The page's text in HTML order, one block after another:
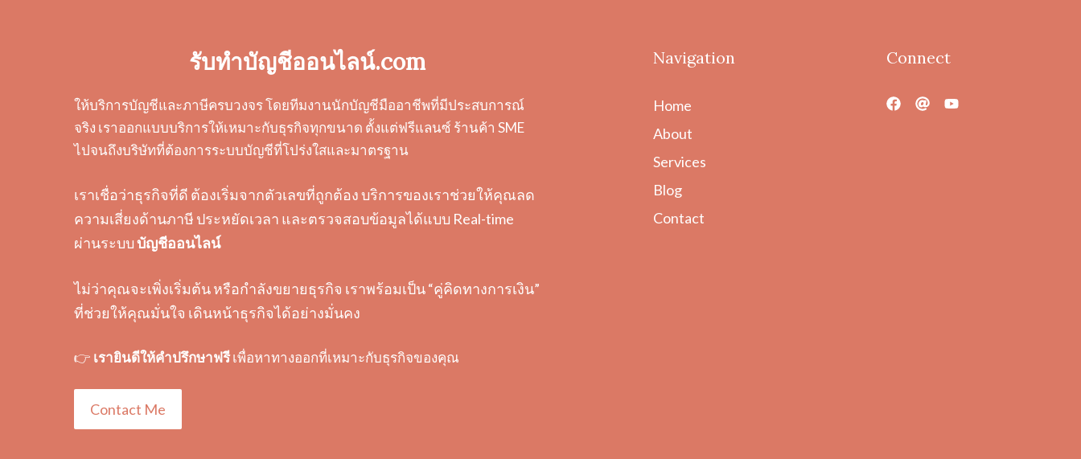
รับทำบัญชีออนไลน์.com
ให้บริการบัญชีและภาษีครบวงจร โดยทีมงานนักบัญชีมืออาชีพที่มีประสบการณ์
จริง เราออกแบบบริการให้เหมาะกับธุรกิจทุกขนาด ตั้งแต่ฟรีแลนซ์ ร้านค้า SME
ไปจนถึงบริษัทที่ต้องการระบบบัญชีที่โปร่งใสและมาตรฐาน
เราเชื่อว่าธุรกิจที่ดี ต้องเริ่มจากตัวเลขที่ถูกต้อง บริการของเราช่วยให้คุณลด
ความเสี่ยงด้านภาษี ประหยัดเวลา และตรวจสอบข้อมูลได้แบบ Real-time
ผ่านระบบบัญชีออนไลน์
ไม่ว่าคุณจะเพิ่งเริ่มต้น หรือกำลังขยายธุรกิจ เราพร้อมเป็น “คู่คิดทางการเงิน”
ที่ช่วยให้คุณมั่นใจ เดินหน้าธุรกิจได้อย่างมั่นคง
👉 เรายินดีให้คำปรึกษาฟรีเพื่อหาทางออกที่เหมาะกับธุรกิจของคุณ
Contact Me
Navigation
Home
About
Services
Blog
Contact
Connect